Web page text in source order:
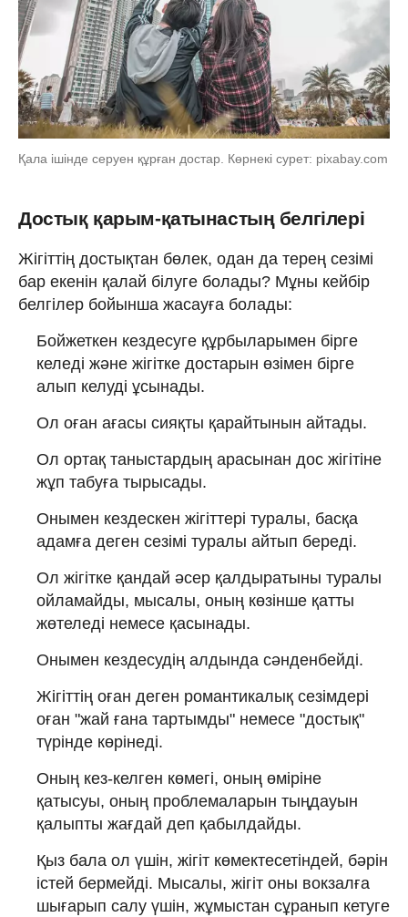
Қала ішінде серуен құрған достар. Көрнекі сурет: pixabay.com
Достық қарым-қатынастың белгілері
Жігіттің достықтан бөлек, одан да терең сезімі
бар екенін қалай білуге болады? Мұны кейбір
белгілер бойынша жасауға болады:
Бойжеткен кездесуге құрбыларымен бірге
келеді және жігітке достарын өзімен бірге
алып келуді ұсынады.
Ол оған ағасы сияқты қарайтынын айтады.
Ол ортақ таныстардың арасынан дос жігітіне
жұп табуға тырысады.
Онымен кездескен жігіттері туралы, басқа
адамға деген сезімі туралы айтып береді.
Ол жігітке қандай әсер қалдыратыны туралы
ойламайды, мысалы, оның көзінше қатты
жөтеледі немесе қасынады.
Онымен кездесудің алдында сәнденбейді.
Жігіттің оған деген романтикалық сезімдері
оған "жай ғана тартымды" немесе "достық"
түрінде көрінеді.
Оның кез-келген көмегі, оның өміріне
қатысуы, оның проблемаларын тыңдауын
қалыпты жағдай деп қабылдайды.
Қыз бала ол үшін, жігіт көмектесетіндей, бәрін
істей бермейді. Мысалы, жігіт оны вокзалға
шығарып салу үшін, жұмыстан сұранып кетуге